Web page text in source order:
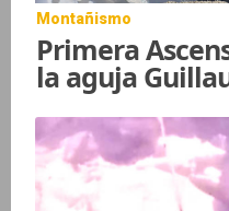
Montañismo
Primera
la aguja